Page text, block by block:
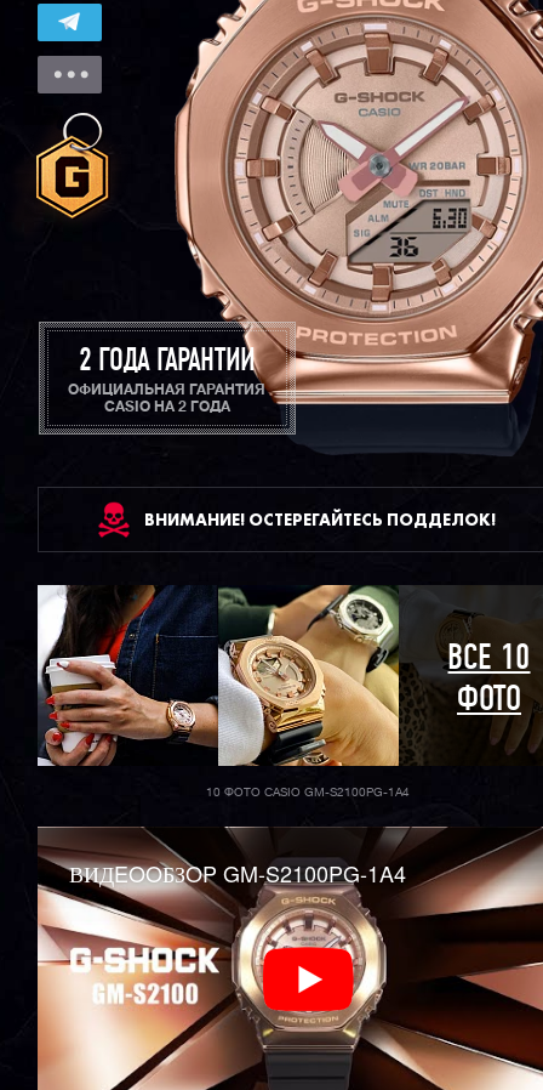
2 ГОДА ГАРАНТИИ
ОФИЦИАЛЬНАЯ ГАРАНТИЯ
CASIO НА 2 ГОДА
ВНИМАНИЕ! ОСТЕРЕГАЙТЕСЬ ПОДДЕЛОК!
ВСЕ 10
ФОТО
10 ФОТО CASIO GM-S2100PG-1A4
ВИДEOOБЗOP GM-S2100PG-1A4